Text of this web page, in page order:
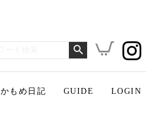
かもめ日記 GUIDE LOGIN